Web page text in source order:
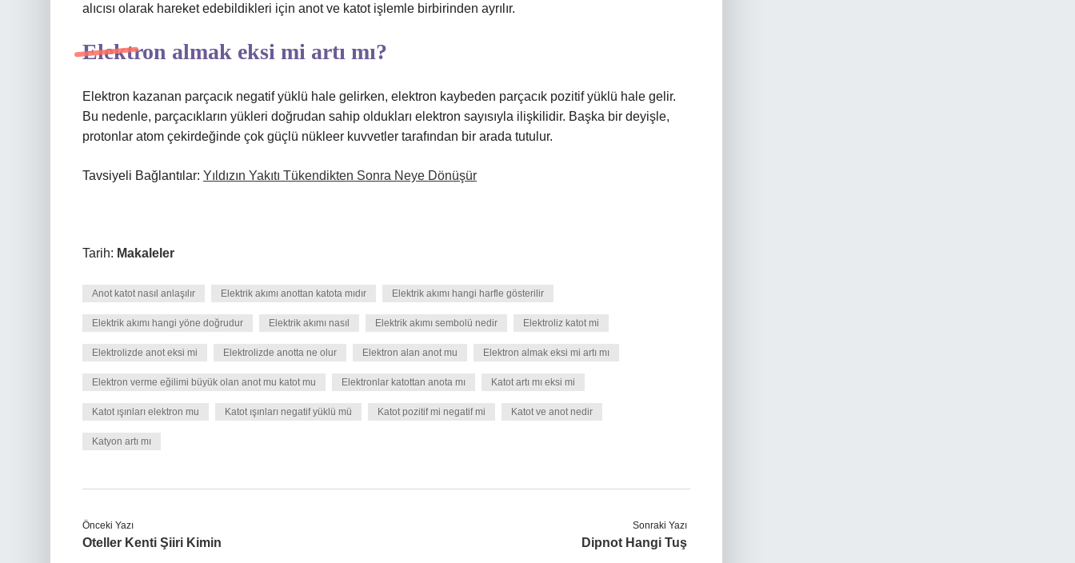
alıcısı olarak hareket edebildikleri için anot ve katot işlemle birbirinden ayrılır.
Elektron almak eksi mi artı mı?
Elektron kazanan parçacık negatif yüklü hale gelirken, elektron kaybeden parçacık pozitif yüklü hale gelir.
Bu nedenle, parçacıkların yükleri doğrudan sahip oldukları elektron sayısıyla ilişkilidir. Başka bir deyişle,
protonlar atom çekirdeğinde çok güçlü nükleer kuvvetler tarafından bir arada tutulur.
Tavsiyeli Bağlantılar: Yıldızın Yakıtı Tükendikten Sonra Neye Dönüşür
Tarih: Makaleler
Anot katot nasıl anlaşılır Elektrik akımı anottan katota mıdır Elektrik akımı hangi harfle gösterilir
Elektrik akımı hangi yöne doğrudur Elektrik akımı nasıl Elektrik akımı sembolü nedir Elektroliz katot mi
Elektrolizde anot eksi mi Elektrolizde anotta ne olur Elektron alan anot mu Elektron almak eksi mi artı mı
Elektron verme eğilimi büyük olan anot mu katot mu Elektronlar katottan anota mı Katot artı mı eksi mi
Katot ışınları elektron mu Katot ışınları negatif yüklü mü Katot pozitif mi negatif mi Katot ve anot nedir
Katyon artı mı
Önceki Yazı
Oteller Kenti Şiiri Kimin
Sonraki Yazı
Dipnot Hangi Tuş